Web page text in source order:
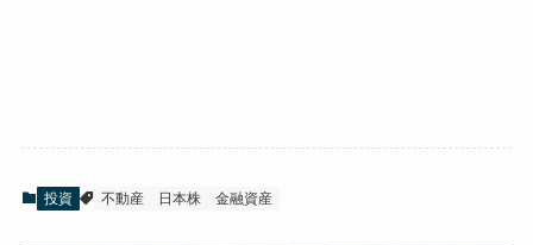
投資 不動産 日本株 金融資産